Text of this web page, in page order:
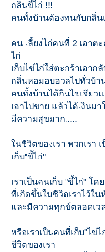
กลิ่นขึ้ไก่ !!!
คนทั้งบ้านต้องทนกับกลิ่น
คน เลี้ยงไก่คนที่ 2 เอาตะ
ไก่
เก็บไข่ไก่ใส่ตะกร้าเอาก
กลิ่นหอมอบอวลไปทั่วบ้า
คนทั้งบ้านได้กินไข่เจียว
เอาไปขาย แล้วได้เงินม
มีความสุขมาก.....
ในชีวิตของเรา พวกเรา
เก็บ"ขี้ไก่"
เราเป็นคนเก็บ "ขี้ไก่" โด
ที่เกิดขึ้นในชีวิตเราไว้ใน
และมีความทุกข์ตลอดเว
หรือเราเป็นคนที่เก็บ"ไข่
ชีวิตของเรา